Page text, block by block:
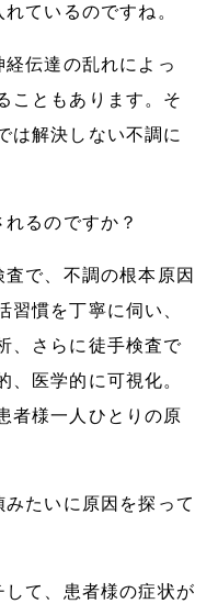
ているのですね。
伝達の乱れによっ
こともあります。そ
は解決しない不調に
るのですか？
で、不調の根本原因
習慣を丁寧に伺い、
、さらに徒手検査で
、医学的に可視化。
者様一人ひとりの原
たいに原因を探って
て、患者様の症状が